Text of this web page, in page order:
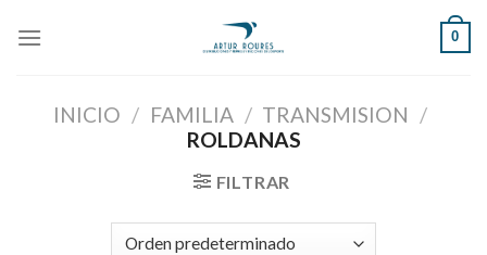
0
INICIO / FAMILIA / TRANSMISION /
ROLDANAS
FILTRAR